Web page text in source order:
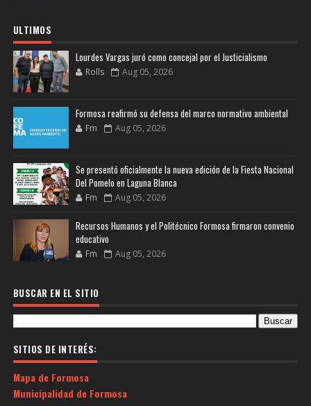
ULTIMOS
Lourdes Vargas juró como concejal por el Justicialismo
Rolls Aug 05, 2026
Formosa reafirmó su defensa del marco normativo ambiental
Fm Aug 05, 2026
Se presentó oficialmente la nueva edición de la Fiesta Nacional
Del Pomelo en Laguna Blanca
Fm Aug 05, 2026
Recursos Humanos y el Politécnico Formosa firmaron convenio
educativo
Fm Aug 05, 2026
BUSCAR EN EL SITIO
SITIOS DE INTERÉS:
Mapa de Formosa
Municipalidad de Formosa